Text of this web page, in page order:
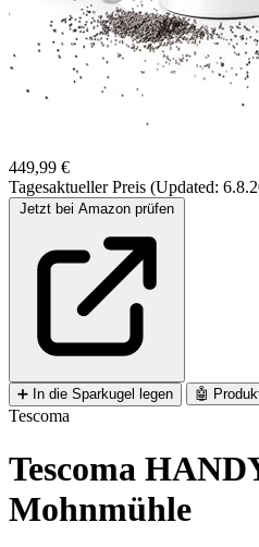
449,99 €
Tagesaktueller Preis (Updated:
➕ In die Sparkugel legen 🤖
Tescoma
Tescoma
Mohnmühle